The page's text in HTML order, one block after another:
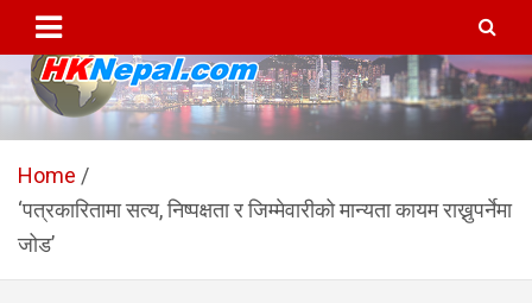
content
HKNepal.com – हङकङबाट
सञ्चालित पहिलो नेपाली अनलाईन
पत्रिका
hknepal, hknepal.com, hk nepal, hk nepal com
Home
‘पत्रकारितामा सत्य, निष्पक्षता र जिम्मेवारीको मान्यता कायम राख्नुपर्नेमा
जोड’